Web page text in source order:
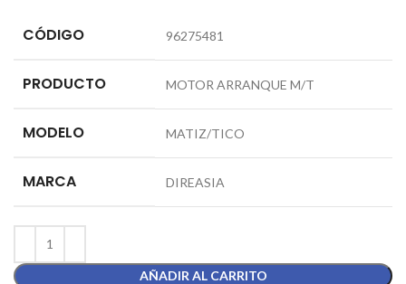
CÓDIGO 96275481
PRODUCTO MOTOR ARRANQUE M/T
MODELO MATIZ/TICO
MARCA DIREASIA
AÑADIR AL CARRITO